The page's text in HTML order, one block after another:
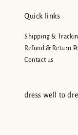
Quick links
Shipping &
Refund & Return
Contact us
dress well to